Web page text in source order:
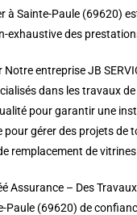
à Sainte-Paule (69620)
exhaustive des
entreprise JB
dans les travaux
pour garantir une
pour gérer des projets
remplacement de
Assurance – Des
Paule (69620) de